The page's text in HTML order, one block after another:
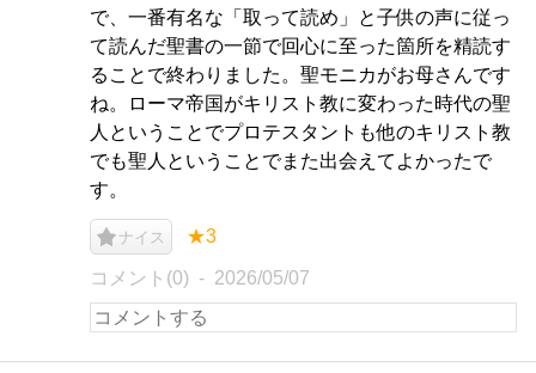
で、一番有名な「取って読め」と子供の声に従っ
て読んだ聖書の一節で回心に至った箇所を精読す
ることで終わりました。聖モニカがお母さんです
ね。ローマ帝国がキリスト教に変わった時代の聖
人ということでプロテスタントも他のキリスト教
でも聖人ということでまた出会えてよかったで
す。
ナイス ★3
コメント(0) 2026/05/07